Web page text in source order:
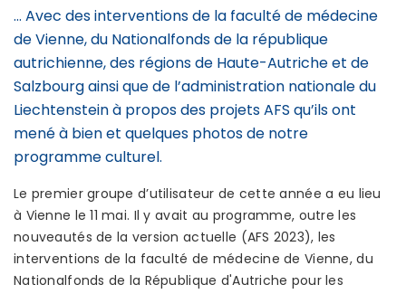
... Avec des interventions de la faculté de médecine
de Vienne, du Nationalfonds de la république
autrichienne, des régions de Haute-Autriche et de
Salzbourg ainsi que de l’administration nationale du
Liechtenstein à propos des projets AFS qu’ils ont
mené à bien et quelques photos de notre
programme culturel.
Le premier groupe d’utilisateur de cette année a eu lieu
à Vienne le 11 mai. Il y avait au programme, outre les
nouveautés de la version actuelle (AFS 2023), les
interventions de la faculté de médecine de Vienne, du
Nationalfonds de la République d'Autriche pour les